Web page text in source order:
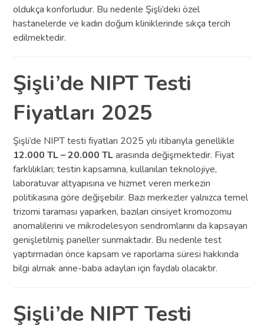
oldukça konforludur. Bu nedenle Şişli’deki özel
hastanelerde ve kadın doğum kliniklerinde sıkça tercih
edilmektedir.
Şişli’de NIPT Testi
Fiyatları 2025
Şişli’de NIPT testi fiyatları 2025 yılı itibarıyla genellikle
12.000 TL – 20.000 TLarasında değişmektedir. Fiyat
farklılıkları; testin kapsamına, kullanılan teknolojiye,
laboratuvar altyapısına ve hizmet veren merkezin
politikasına göre değişebilir. Bazı merkezler yalnızca temel
trizomi taraması yaparken, bazıları cinsiyet kromozomu
anomalilerini ve mikrodelesyon sendromlarını da kapsayan
genişletilmiş paneller sunmaktadır. Bu nedenle test
yaptırmadan önce kapsam ve raporlama süresi hakkında
bilgi almak anne-baba adayları için faydalı olacaktır.
Şişli’de NIPT Testi